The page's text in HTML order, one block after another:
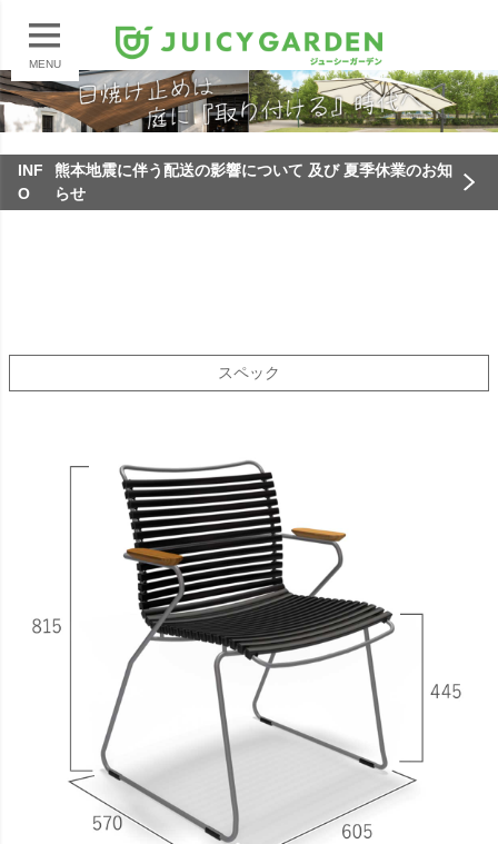
MENU
INF
O
熊本地震に伴う配送の影響について 及び 夏季休業のお知
らせ
スペック